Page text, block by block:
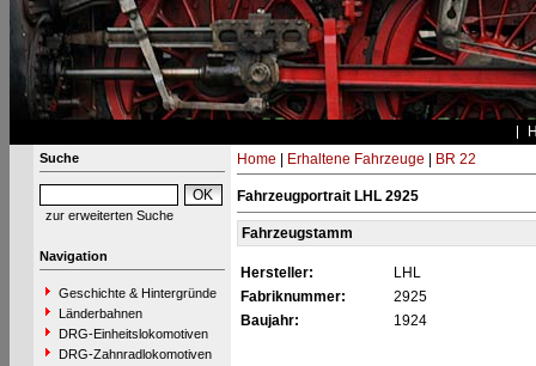
Suche
zur erweiterten Suche
Navigation
Geschichte & Hintergründe
Länderbahnen
DRG-Einheitslokomotiven
DRG-Zahnradlokomotiven
Home Erhaltene Fahrzeuge BR 22
Fahrzeugportrait LHL 2925
Fahrzeugstamm
Hersteller:
LHL
Fabriknummer:
2925
Baujahr:
1924